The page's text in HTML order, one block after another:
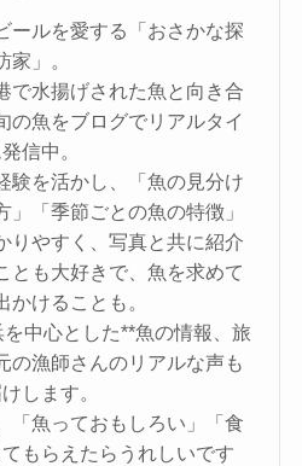
ールを愛する「おさかな探
家」。
で水揚げされた魚と向き合
の魚をブログでリアルタイ
信中。
験を活かし、「魚の見分け
「季節ごとの魚の特徴」
りやすく、写真と共に紹介
とも大好きで、魚を求めて
かけることも。
中心とした**魚の情報、旅
の漁師さんのリアルな声も
します。
「魚っておもしろい」「食
もらえたらうれしいです